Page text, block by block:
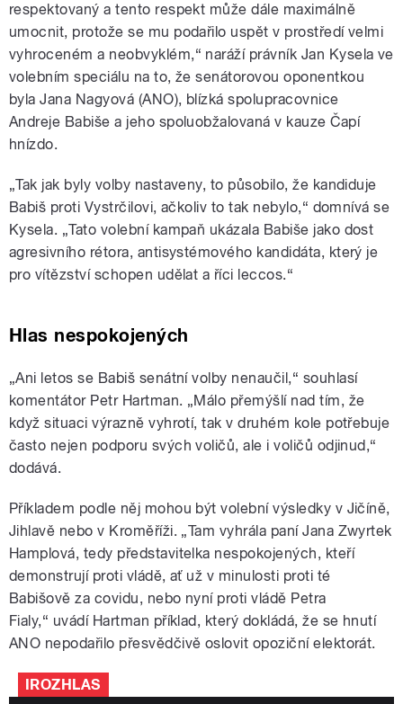
respektovaný a tento respekt může dále maximálně
umocnit, protože se mu podařilo uspět v prostředí velmi
vyhroceném a neobvyklém,“ naráží právník Jan Kysela ve
volebním speciálu na to, že senátorovou oponentkou
byla Jana Nagyová (ANO), blízká spolupracovnice
Andreje Babiše a jeho spoluobžalovaná v kauze Čapí
hnízdo.
„Tak jak byly volby nastaveny, to působilo, že kandiduje
Babiš proti Vystrčilovi, ačkoliv to tak nebylo,“ domnívá se
Kysela. „Tato volební kampaň ukázala Babiše jako dost
agresivního rétora, antisystémového kandidáta, který je
pro vítězství schopen udělat a říci leccos.“
Hlas nespokojených
„Ani letos se Babiš senátní volby nenaučil,“ souhlasí
komentátor Petr Hartman. „Málo přemýšlí nad tím, že
když situaci výrazně vyhrotí, tak v druhém kole potřebuje
často nejen podporu svých voličů, ale i voličů odjinud,“
dodává.
Příkladem podle něj mohou být volební výsledky v Jičíně,
Jihlavě nebo v Kroměříži. „Tam vyhrála paní Jana Zwyrtek
Hamplová, tedy představitelka nespokojených, kteří
demonstrují proti vládě, ať už v minulosti proti té
Babišově za covidu, nebo nyní proti vládě Petra
Fialy,“ uvádí Hartman příklad, který dokládá, že se hnutí
ANO nepodařilo přesvědčivě oslovit opoziční elektorát.
IROZHLAS